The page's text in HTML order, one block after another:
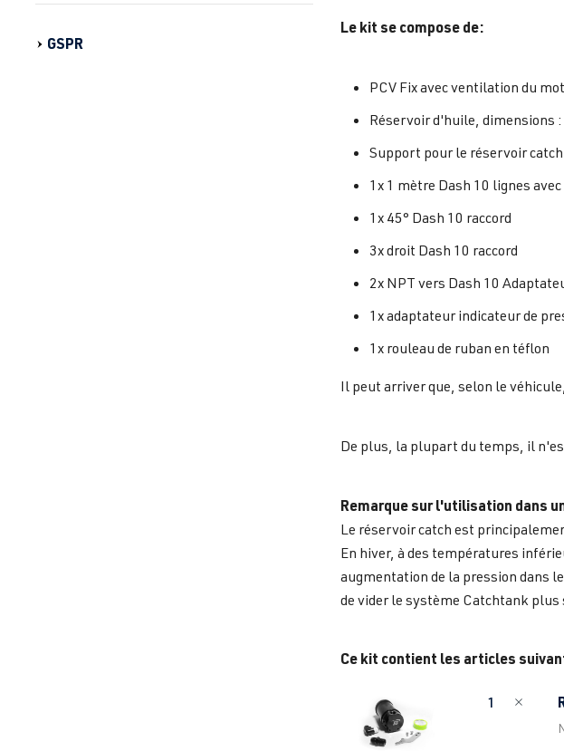
GSPR
Le kit se compose de:
PCV Fix avec ventilation du
Réservoir d'huile, dimensions
Support pour le réservoir catch
1x 1 mètre Dash 10 lignes
1x 45° Dash 10 raccord
3x droit Dash 10 raccord
2x NPT vers Dash 10
1x adaptateur indicateur de
1x rouleau de ruban en téflon
Il peut arriver que, selon le
De plus, la plupart du temps, il
Remarque sur l'utilisation dans
Le réservoir catch est
En hiver, à des températures
augmentation de la pression dans
de vider le système Catchtank
Ce kit contient les articles
1